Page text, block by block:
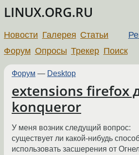
LINUX.ORG.RU
Новости Галерея Статьи
Форум Опросы Трекер Поиск
Форум — Desktop
extensions firefox
konqueror
У меня возник следущий вопрос:
существует ли какой-нибудь
использовать засшерения от